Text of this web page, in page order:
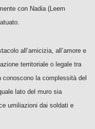
con Nadia (Leem
all’amicizia, all’amore e
territoriale o legale tra
la complessità del
lato del muro sia
umiliazioni dai soldati e